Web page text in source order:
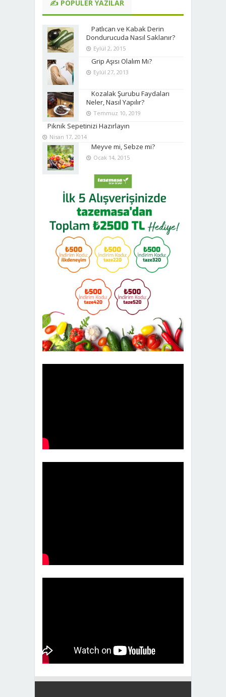
✍ POPÜLER YAZILAR
Patlıcan ve Kabak Derin
Dondurucuda Nasıl Saklanır?
Eylül 2, 2015
Grip Aşısı Olalım Mı?
Eylül 27, 2013
Kozalak Şurubu Faydaları
Neler, Nasıl Yapılır?
Temmuz 10, 2019
Piknik Sepetinizi Hazırlayın
Nisan 17, 2014
Meyve mi, Sebze mi?
Ocak 14, 2015